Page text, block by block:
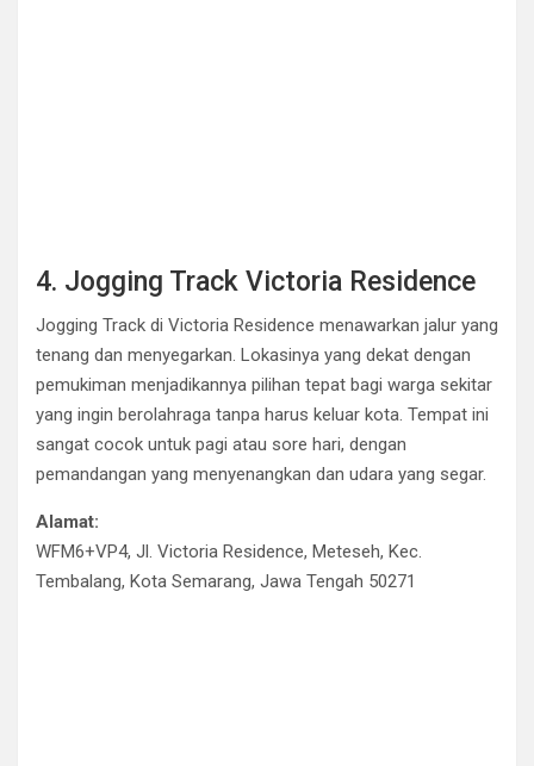
4. Jogging Track Victoria Residence
Jogging Track di Victoria Residence menawarkan jalur yang
tenang dan menyegarkan. Lokasinya yang dekat dengan
pemukiman menjadikannya pilihan tepat bagi warga sekitar
yang ingin berolahraga tanpa harus keluar kota. Tempat ini
sangat cocok untuk pagi atau sore hari, dengan
pemandangan yang menyenangkan dan udara yang segar.
Alamat:
WFM6+VP4, Jl. Victoria Residence, Meteseh, Kec.
Tembalang, Kota Semarang, Jawa Tengah 50271